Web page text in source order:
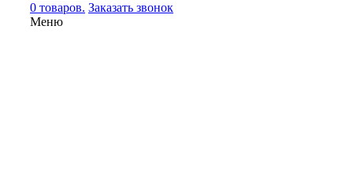
0 товаров. Заказать звонок
Меню